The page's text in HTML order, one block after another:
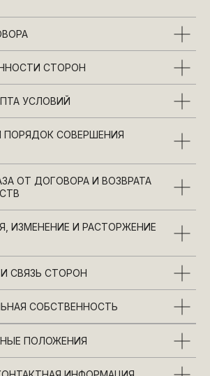
СТОРОН
УСЛОВИЙ
ПОРЯДОК СОВЕРШЕНИЯ
ОТ ДОГОВОРА И ВОЗВРАТА
ИЗМЕНЕНИЕ И РАСТОРЖЕНИЕ
СВЯЗЬ СТОРОН
СОБСТВЕННОСТЬ
ПОЛОЖЕНИЯ